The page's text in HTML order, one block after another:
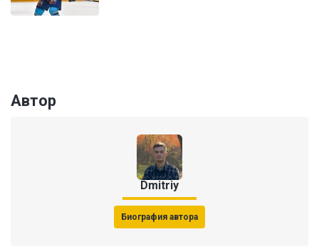
Автор
Dmitriy
Биография автора